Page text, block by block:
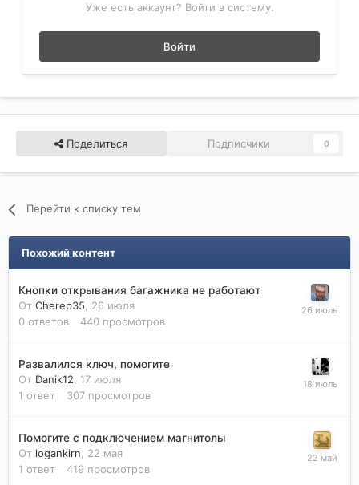
Уже есть аккаунт? Войти в систему.
Войти
Поделиться Подписчики 0
Перейти к списку тем
Похожий контент
Кнопки открывания багажника не работают
От Cherep35, 26 июля
0 ответов 440 просмотров
Развалился ключ, помогите
От Danik12, 17 июля
1 ответ 307 просмотров
Помогите с подключением магнитолы
От logankirn, 22 мая
1 ответ 419 просмотров